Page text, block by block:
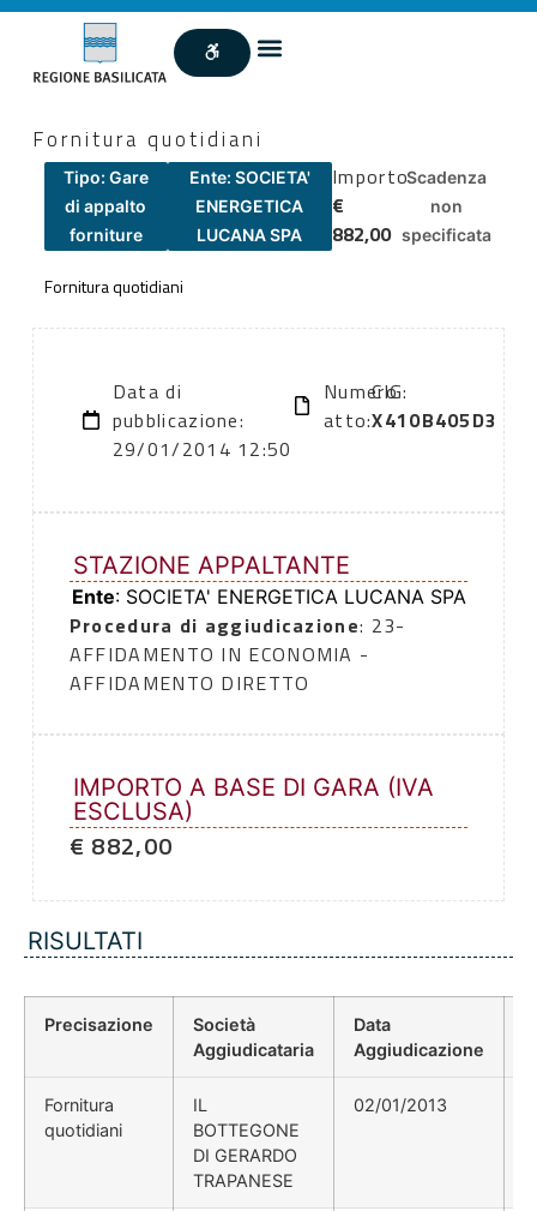
Fornitura quotidiani
Tipo: Gare
di appalto
forniture
Ente: SOCIETA'
ENERGETICA
LUCANA SPA
Importo
€
882,00
Scadenza
non
specificata
Fornitura quotidiani
Data di
pubblicazione:
29/01/2014 12:50
Numero
atto:
CIG:
X410B405D3
STAZIONE APPALTANTE
Ente: SOCIETA' ENERGETICA LUCANA SPA
Procedura di aggiudicazione: 23-
AFFIDAMENTO IN ECONOMIA -
AFFIDAMENTO DIRETTO
IMPORTO A BASE DI GARA (IVA
ESCLUSA)
€ 882,00
RISULTATI
Precisazione
Società
Aggiudicataria
Data
Aggiudicazione
Fornitura
quotidiani
IL
BOTTEGONE
DI GERARDO
TRAPANESE
02/01/2013